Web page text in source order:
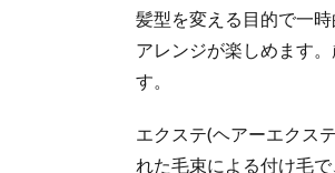
髪型を変える目的で一
アレンジが楽しめます
す。
エクステ(ヘアーエクス
れた毛束による付け毛